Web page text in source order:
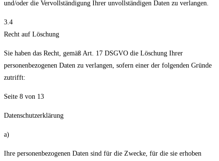
und/oder die Vervollständigung Ihrer unvollständigen Daten zu verlangen.
3.4
Recht auf Löschung
Sie haben das Recht, gemäß Art. 17 DSGVO die Löschung Ihrer
personenbezogenen Daten zu verlangen, sofern einer der folgenden Gründe
zutrifft:
Seite 8 von 13
Datenschutzerklärung
a)
Ihre personenbezogenen Daten sind für die Zwecke, für die sie erhoben